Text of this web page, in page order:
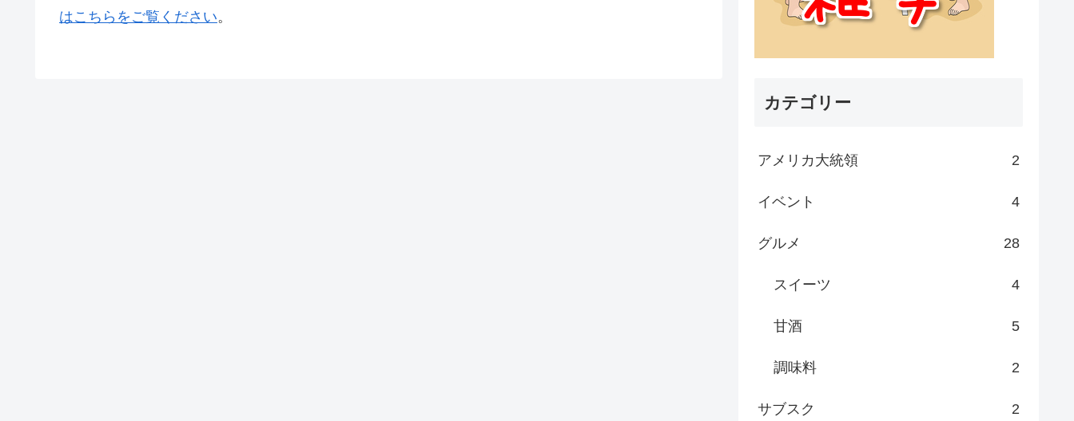
はこちらをご覧ください。
カテゴリー
アメリカ大統領 2
イベント 4
グルメ 28
スイーツ 4
甘酒 5
調味料 2
サブスク 2